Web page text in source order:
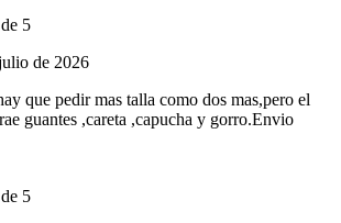
de 5
de 2026
que pedir mas talla como dos mas,pero el
guantes ,careta ,capucha y gorro.Envio
de 5